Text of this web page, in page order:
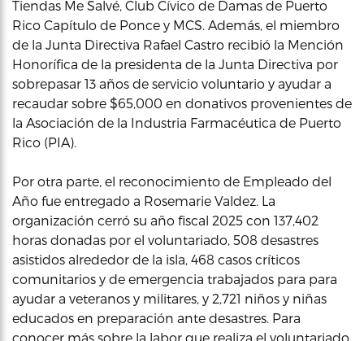
Tiendas Me Salvé, Club Cívico de Damas de Puerto
Rico Capítulo de Ponce y MCS. Además, el miembro
de la Junta Directiva Rafael Castro recibió la Mención
Honorífica de la presidenta de la Junta Directiva por
sobrepasar 13 años de servicio voluntario y ayudar a
recaudar sobre $65,000 en donativos provenientes de
la Asociación de la Industria Farmacéutica de Puerto
Rico (PIA).
Por otra parte, el reconocimiento de Empleado del
Año fue entregado a Rosemarie Valdez. La
organización cerró su año fiscal 2025 con 137,402
horas donadas por el voluntariado, 508 desastres
asistidos alrededor de la isla, 468 casos críticos
comunitarios y de emergencia trabajados para para
ayudar a veteranos y militares, y 2,721 niños y niñas
educados en preparación ante desastres. Para
conocer más sobre la labor que realiza el voluntariado